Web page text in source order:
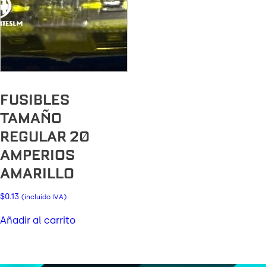
FUSIBLES
TAMAÑO
REGULAR 20
AMPERIOS
AMARILLO
$0.13 (incluido IVA)
Añadir al carrito